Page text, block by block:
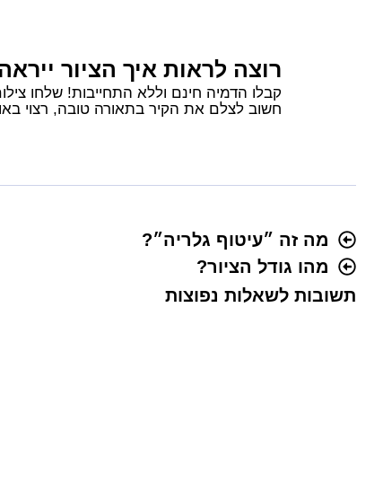
רוצה לראות איך הציור
קבלו הדמיה חינם וללא התחייבות! שלחו צילום בוואטסאפ של הקיר
חשוב לצלם את הקיר בתאורה טובה, רצוי
מה זה ״עיטוף גלריה״?
מהו גודל הציור?
תשובות לשאלות נפוצות